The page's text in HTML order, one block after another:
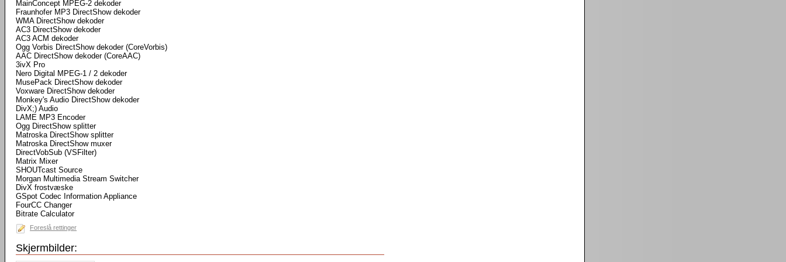
MainConcept MPEG-2 dekoder
Fraunhofer MP3 DirectShow dekoder
WMA DirectShow dekoder
AC3 DirectShow dekoder
AC3 ACM dekoder
Ogg Vorbis DirectShow dekoder (CoreVorbis)
AAC DirectShow dekoder (CoreAAC)
3ivX Pro
Nero Digital MPEG-1 / 2 dekoder
MusePack DirectShow dekoder
Voxware DirectShow dekoder
Monkey's Audio DirectShow dekoder
DivX;) Audio
LAME MP3 Encoder
Ogg DirectShow splitter
Matroska DirectShow splitter
Matroska DirectShow muxer
DirectVobSub (VSFilter)
Matrix Mixer
SHOUTcast Source
Morgan Multimedia Stream Switcher
DivX frostvæske
GSpot Codec Information Appliance
FourCC Changer
Bitrate Calculator
Foreslå rettinger
Skjermbilder: